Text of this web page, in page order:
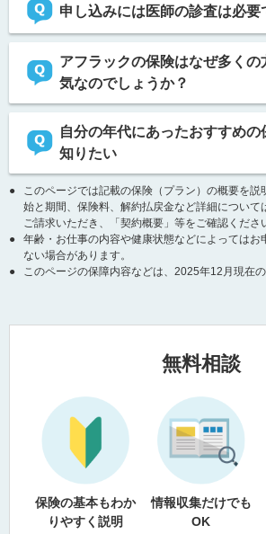
申し込みには医師の診査は必要
アフラックの保険はなぜ多くの
気なのでしょうか？
自分の年代にあったおすすめの
知りたい
●
このページでは記載の保険（プラン）の概要を説
始と期間、保険料、解約払戻金など詳細について
ご請求いただき、「契約概要」等をご確認くださ
●
年齢・お仕事の内容や健康状態などによってはお
ない場合があります。
●
このページの保障内容などは、2025年12月現在の
無料相談
保険の基本もわか
りやすく説明
情報収集だけでも
OK